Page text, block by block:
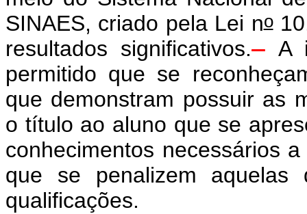
SINAES, criado pela Lei no
resultados significativos. A
permitido que se
que demonstram possuir as
o título ao aluno que se
conhecimentos necessários
que se penalizem aquelas
qualificações.